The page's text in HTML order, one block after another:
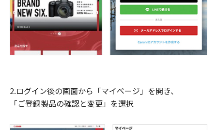
2.ログイン後の画面から「マイページ」を開き、
「ご登録製品の確認と変更」を選択